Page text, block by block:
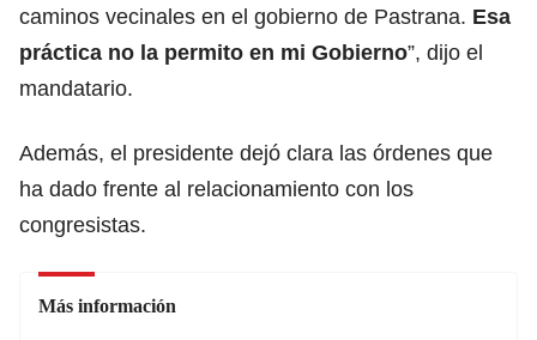
caminos vecinales en el gobierno de Pastrana. Esa
práctica no la permito en mi Gobierno”, dijo el
mandatario.
Además, el presidente dejó clara las órdenes que
ha dado frente al relacionamiento con los
congresistas.
Más información